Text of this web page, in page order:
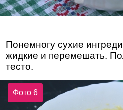
Понемногу сухие
жидкие и перемешать.
тесто.
Фото 6